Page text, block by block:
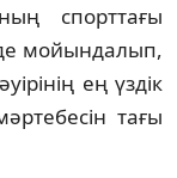
спорттағы
мойындалып,
ең үздік
тағы